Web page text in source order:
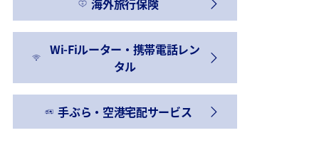
海外旅行保険
Wi-Fiルーター・携帯電話レン
タル
手ぶら・空港宅配サービス